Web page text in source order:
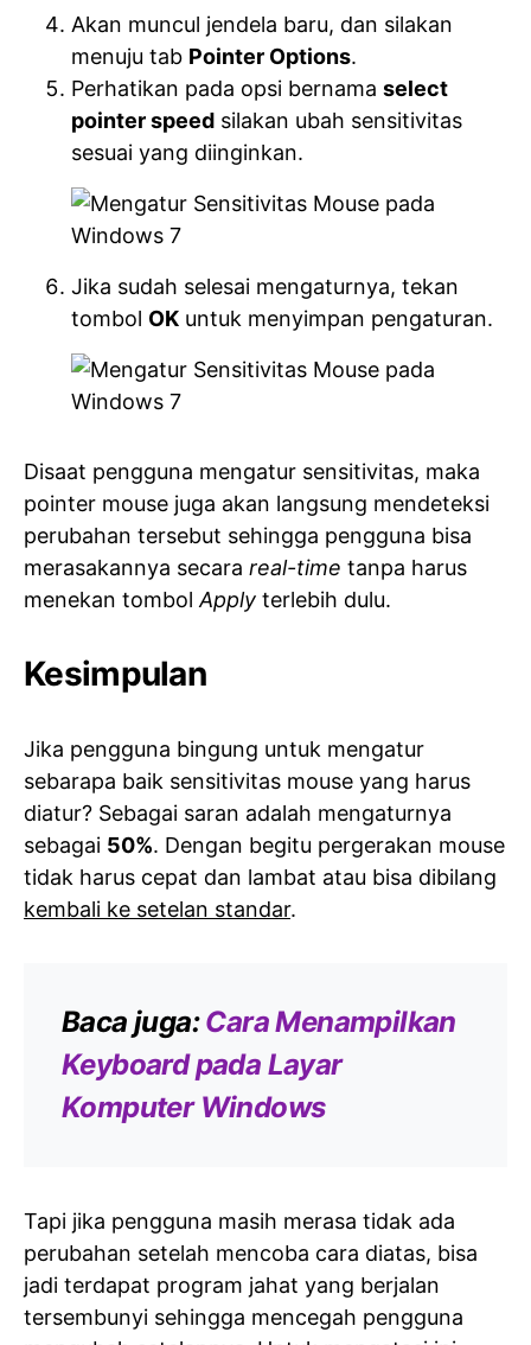
Akan muncul jendela baru, dan silakan
menuju tab Pointer Options.
Perhatikan pada opsi bernama select
pointer speed silakan ubah sensitivitas
sesuai yang diinginkan.
Jika sudah selesai mengaturnya, tekan
tombol OK untuk menyimpan pengaturan.
Disaat pengguna mengatur sensitivitas, maka
pointer mouse juga akan langsung mendeteksi
perubahan tersebut sehingga pengguna bisa
merasakannya secara real-time tanpa harus
menekan tombol Apply terlebih dulu.
Kesimpulan
Jika pengguna bingung untuk mengatur
sebarapa baik sensitivitas mouse yang harus
diatur? Sebagai saran adalah mengaturnya
sebagai 50%. Dengan begitu pergerakan mouse
tidak harus cepat dan lambat atau bisa dibilang
kembali ke setelan standar.
Baca juga:Cara Menampilkan
Keyboard pada Layar
Komputer Windows
Tapi jika pengguna masih merasa tidak ada
perubahan setelah mencoba cara diatas, bisa
jadi terdapat program jahat yang berjalan
tersembunyi sehingga mencegah pengguna